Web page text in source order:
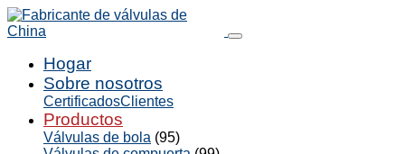
Hogar
Sobre nosotros
CertificadosClientes
Productos
Válvulas de bola (95)